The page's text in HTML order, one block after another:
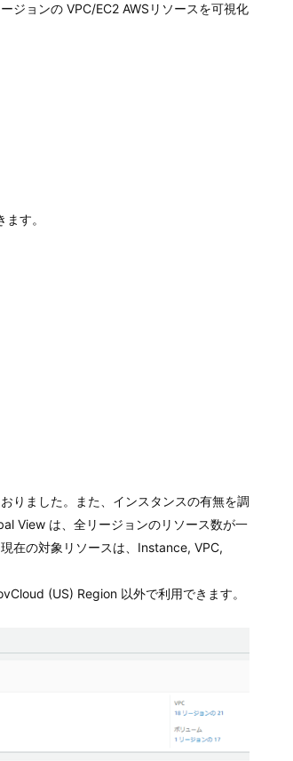
ジョンの VPC/EC2 AWSリソースを可視化
す。
りました。また、インスタンスの有無を調
View は、全リージョンのリソース数が一
在の対象リソースは、Instance, VPC,
(US) Region 以外で利用できます。